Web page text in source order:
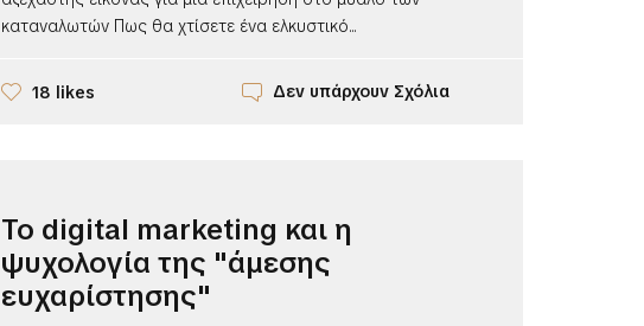
καταναλωτών Πως θα χτίσετε ένα ελκυστικό...
18 likes Δεν υπάρχουν Σχόλια
Το digital marketing και η
ψυχολογία της "άμεσης
ευχαρίστησης"